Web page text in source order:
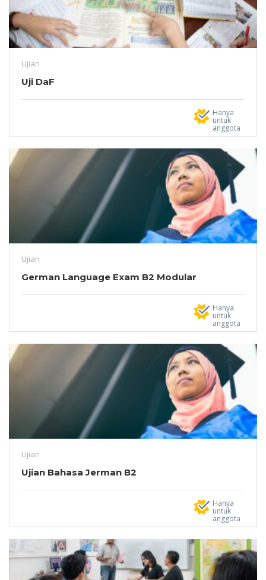
Ujian
Uji DaF
Hanya
untuk
anggota
Ujian
German Language Exam B2 Modular
Hanya
untuk
anggota
Ujian
Ujian Bahasa Jerman B2
Hanya
untuk
anggota